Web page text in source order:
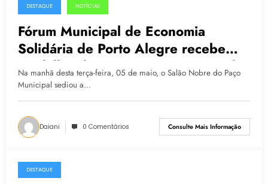
05.05.2015
DESTAQUE NOTÍCIAS
Fórum Municipal de Economia
Solidária de Porto Alegre recebe
Medalha Floriceno Paixão Mérito do
Trabalho
Na manhã desta terça-feira, 05 de maio, o Salão Nobre do Paço
Municipal sediou a…
Daiani 0 Comentários Consulte Mais Informação
30.03.2015
DESTAQUE